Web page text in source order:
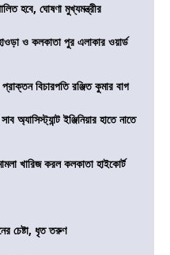
হবে, ঘোষণা মুখ্যমন্ত্রীর
ও কলকাতা পুর এলাকার ওয়ার্ড
বিচারপতি রঞ্জিত কুমার বাগ
অ্যাসিস্ট্যান্ট ইঞ্জিনিয়ার হাতে নাতে
খারিজ করল কলকাতা হাইকোর্ট
চেষ্টা, ধৃত তরুণ